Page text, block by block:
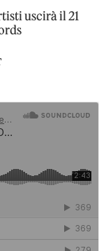
uscirà il 21